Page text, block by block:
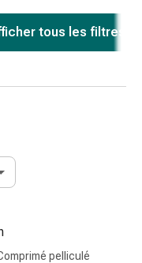
tous les filtres
pelliculé